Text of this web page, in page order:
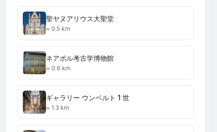
聖ヤヌアリウス大聖堂
≈ 0.5 km
ネアポル考古学博物館
≈ 0.6 km
ギャラリー ウンベルト 1 世
≈ 1.3 km